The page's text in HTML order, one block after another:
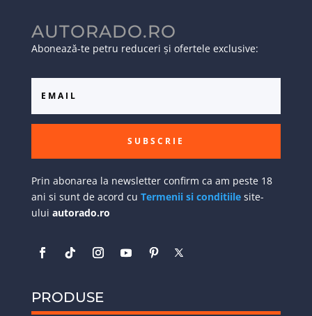
AUTORADO.RO
Abonează-te petru reduceri și ofertele exclusive:
SUBSCRIE
Prin abonarea la newsletter confirm ca am peste 18
ani si sunt de acord cu Termenii si conditiilesite-
ului autorado.ro
PRODUSE